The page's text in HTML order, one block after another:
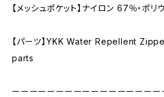
【メッシュポケット】ナイロン 67％・ポリ
【パーツ】YKK Water Repellent
parts
ーーーーーーーーーーーーーーーー